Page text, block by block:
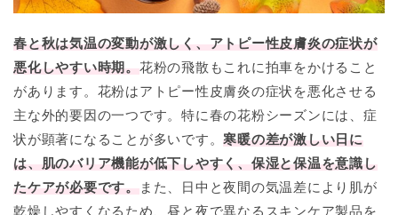
春と秋は気温の変動が激しく、アトピー性皮膚炎の症状が
悪化しやすい時期。 花粉の飛散もこれに拍車をかけること
があります。花粉はアトピー性皮膚炎の症状を悪化させる
主な外的要因の一つです。特に春の花粉シーズンには、症
状が顕著になることが多いです。寒暖の差が激しい日に
は、肌のバリア機能が低下しやすく、保湿と保温を意識し
たケアが必要です。
また、日中と夜間の気温差により肌が
乾燥しやすくなるため、昼と夜で異なるスキンケア製品を